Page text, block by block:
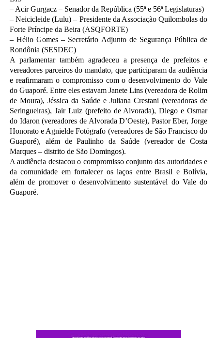
– Acir Gurgacz – Senador da República (55ª e 56ª Legislaturas)
– Neicicleide (Lulu) – Presidente da Associação Quilombolas do
Forte Príncipe da Beira (ASQFORTE)
– Hélio Gomes – Secretário Adjunto de Segurança Pública de
Rondônia (SESDEC)
A parlamentar também agradeceu a presença de prefeitos e
vereadores parceiros do mandato, que participaram da audiência
e reafirmaram o compromisso com o desenvolvimento do Vale
do Guaporé. Entre eles estavam Janete Lins (vereadora de Rolim
de Moura), Jéssica da Saúde e Juliana Crestani (vereadoras de
Seringueiras), Jair Luiz (prefeito de Alvorada), Diego e Osmar
do Idaron (vereadores de Alvorada D’Oeste), Pastor Eber, Jorge
Honorato e Agnielde Fotógrafo (vereadores de São Francisco do
Guaporé), além de Paulinho da Saúde (vereador de Costa
Marques – distrito de São Domingos).
A audiência destacou o compromisso conjunto das autoridades e
da comunidade em fortalecer os laços entre Brasil e Bolívia,
além de promover o desenvolvimento sustentável do Vale do
Guaporé.